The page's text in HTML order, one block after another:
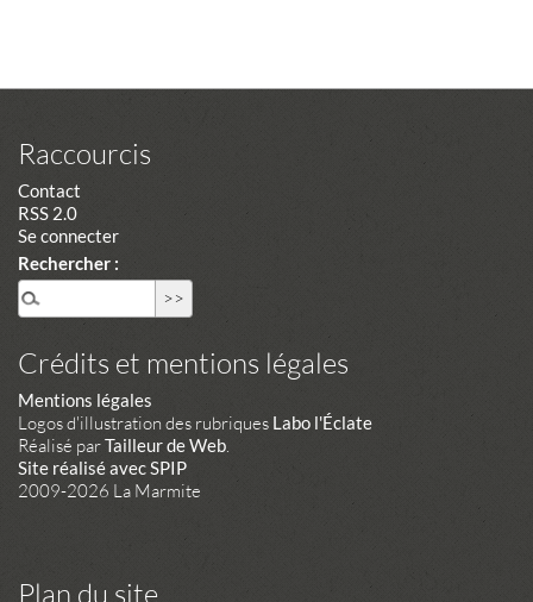
Raccourcis
Contact
RSS 2.0
Se connecter
Rechercher :
Crédits et mentions légales
Mentions légales
Logos d'illustration des rubriques Labo l'Éclate
Réalisé parTailleur de Web.
Site réalisé avec SPIP
2009-2026 La Marmite
Plan du site